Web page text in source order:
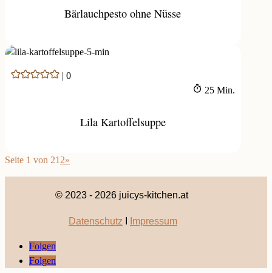
Bärlauchpesto ohne Nüsse
| 0
25Minuten
Min.
Lila Kartoffelsuppe
Seite 1 von 212»
© 2023 - 2026 juicys-kitchen.at
DatenschutzI Impressum
Folgen
Folgen